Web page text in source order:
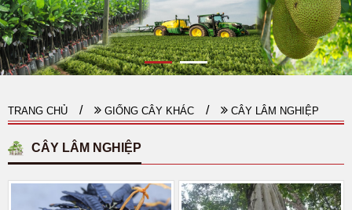
TRANG CHỦ GIỐNG CÂY KHÁC CÂY LÂM NGHIỆP
CÂY LÂM NGHIỆP